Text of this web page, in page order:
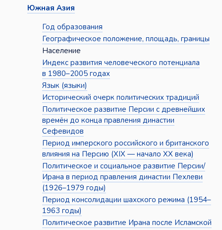
Южная Азия
Год образования
Географическое положение, площадь, границы
Население
Индекс развития человеческого потенциала
в 1980–2005 годах
Язык (языки)
Исторический очерк политических традиций
Политическое развитие Персии с древнейших
времён до конца правления династии
Сефевидов
Период имперского российского и британского
влияния на Персию (XIX — начало XX века)
Политическое и социальное развитие Персии/
Ирана в период правления династии Пехлеви
(1926–1979 годы)
Период консолидации шахского режима (1954–
1963 годы)
Политическое развитие Ирана после Исламской